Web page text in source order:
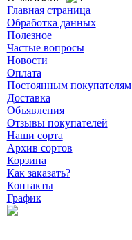
Главная страница
Обработка данных
Полезное
Частые вопросы
Новости
Оплата
Постоянным покупателям
Доставка
Объявления
Отзывы покупателей
Наши сорта
Архив сортов
Корзина
Как заказать?
Контакты
График